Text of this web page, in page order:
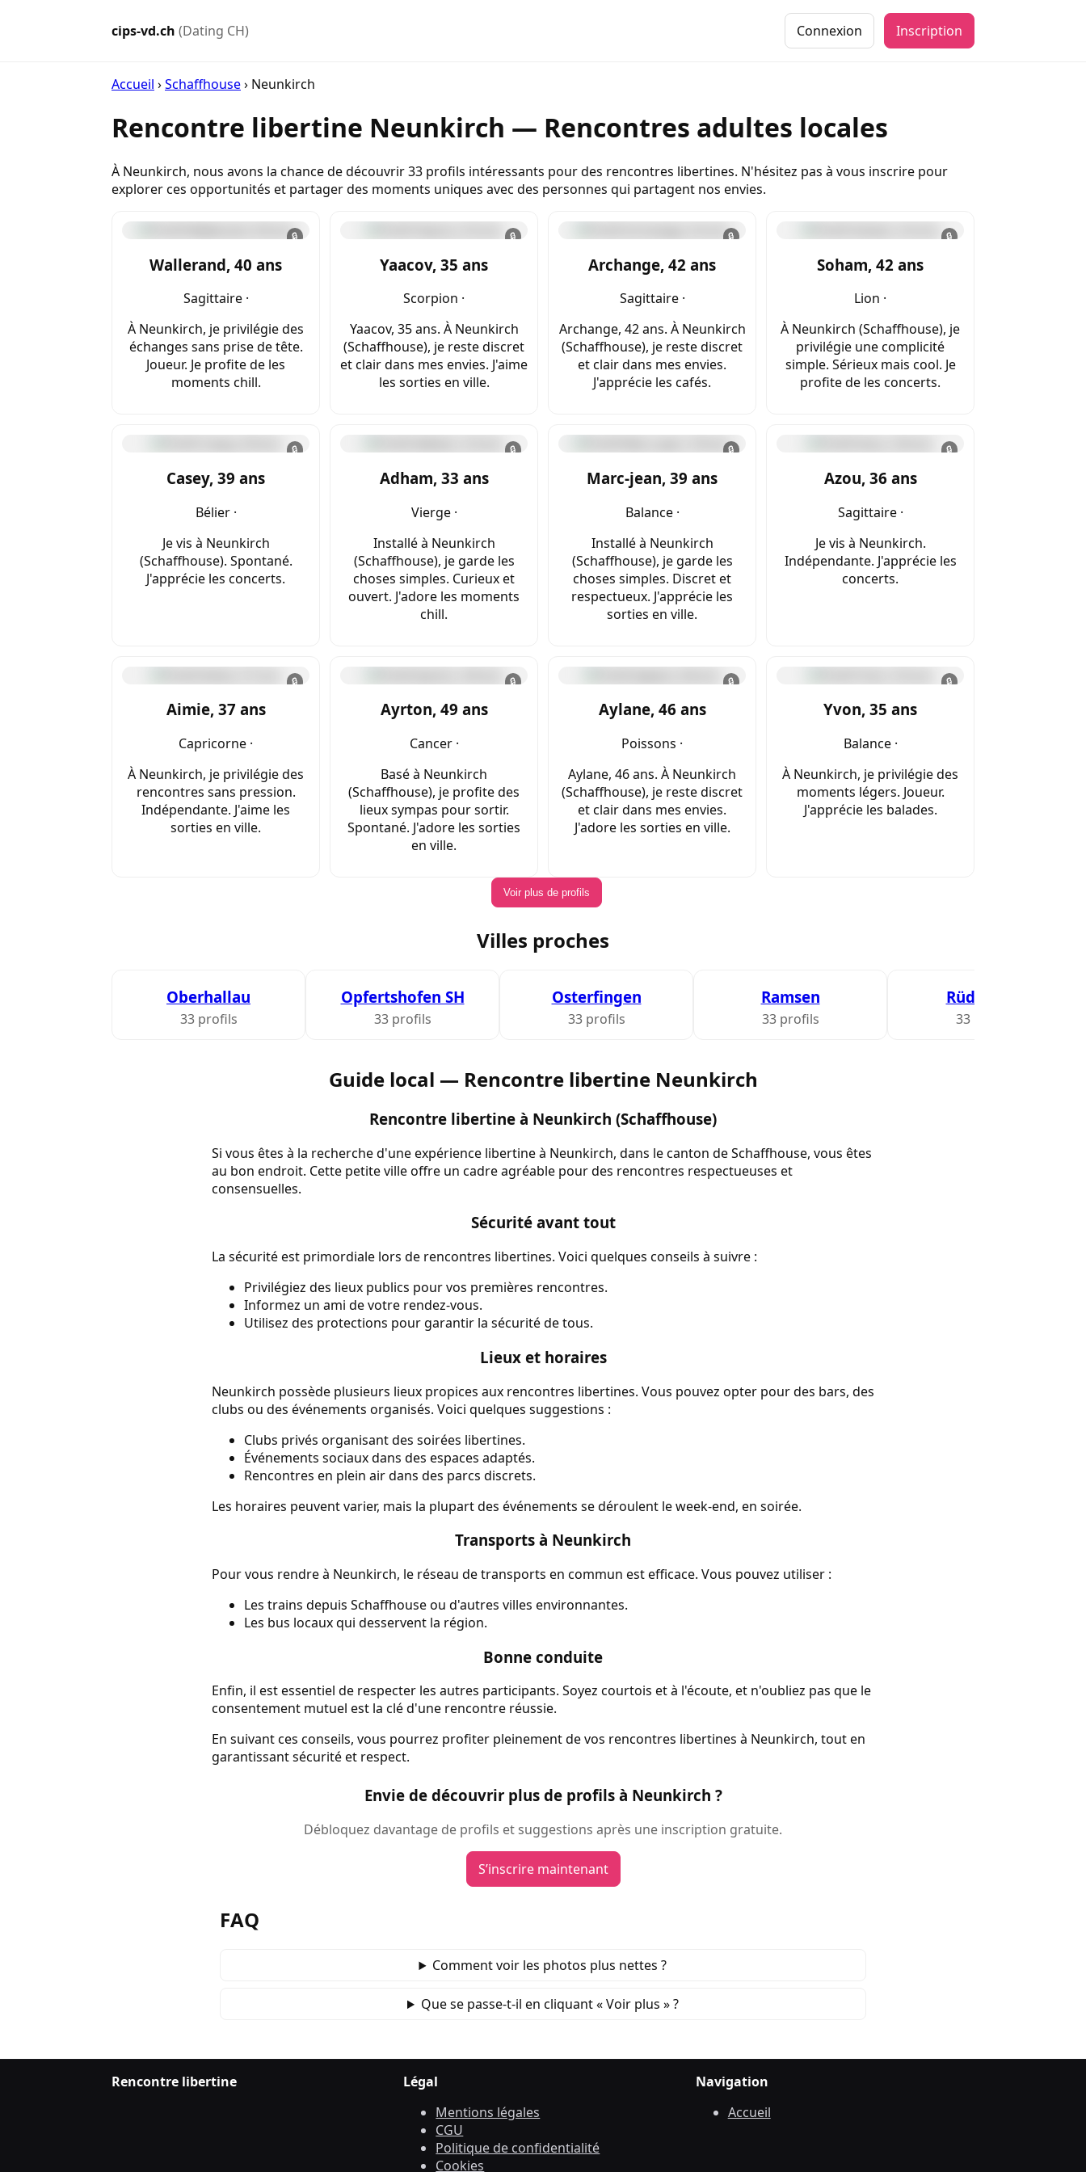
cips-vd.ch (Dating CH) Connexion Inscription
Accueil ›Schaffhouse› Neunkirch
Rencontre libertine Neunkirch — Rencontres adultes locales
À Neunkirch, nous avons la chance de découvrir 33 profils intéressants pour des rencontres libertines. N'hésitez pas à vous inscrire pour
explorer ces opportunités et partager des moments uniques avec des personnes qui partagent nos envies.
🔒
Wallerand, 40 ans
Sagittaire ·
À Neunkirch, je privilégie des
échanges sans prise de tête.
Joueur. Je profite de les
moments chill.
🔒
Yaacov, 35 ans
Scorpion ·
Yaacov, 35 ans. À Neunkirch
(Schaffhouse), je reste discret
et clair dans mes envies. J'aime
les sorties en ville.
🔒
Archange, 42 ans
Sagittaire ·
Archange, 42 ans. À Neunkirch
(Schaffhouse), je reste discret
et clair dans mes envies.
J'apprécie les cafés.
🔒
Soham, 42 ans
Lion ·
À Neunkirch (Schaffhouse), je
privilégie une complicité
simple. Sérieux mais cool. Je
profite de les concerts.
🔒
Casey, 39 ans
Bélier ·
Je vis à Neunkirch
(Schaffhouse). Spontané.
J'apprécie les concerts.
🔒
Adham, 33 ans
Vierge ·
Installé à Neunkirch
(Schaffhouse), je garde les
choses simples. Curieux et
ouvert. J'adore les moments
chill.
🔒
Marc-jean, 39 ans
Balance ·
Installé à Neunkirch
(Schaffhouse), je garde les
choses simples. Discret et
respectueux. J'apprécie les
sorties en ville.
🔒
Azou, 36 ans
Sagittaire ·
Je vis à Neunkirch.
Indépendante. J'apprécie les
concerts.
🔒
Aimie, 37 ans
Capricorne ·
À Neunkirch, je privilégie des
rencontres sans pression.
Indépendante. J'aime les
sorties en ville.
🔒
Ayrton, 49 ans
Cancer ·
Basé à Neunkirch
(Schaffhouse), je profite des
lieux sympas pour sortir.
Spontané. J'adore les sorties
en ville.
🔒
Aylane, 46 ans
Poissons ·
Aylane, 46 ans. À Neunkirch
(Schaffhouse), je reste discret
et clair dans mes envies.
J'adore les sorties en ville.
🔒
Yvon, 35 ans
Balance ·
À Neunkirch, je privilégie des
moments légers. Joueur.
J'apprécie les balades.
Voir plus de profils
Villes proches
Oberhallau
33 profils
Opfertshofen SH
33 profils
Osterfingen
33 profils
Ramsen
33 profils
Rüdlingen
33 profils
Guide local — Rencontre libertine Neunkirch
Rencontre libertine à Neunkirch (Schaffhouse)
Si vous êtes à la recherche d'une expérience libertine à Neunkirch, dans le canton de Schaffhouse, vous êtes
au bon endroit. Cette petite ville offre un cadre agréable pour des rencontres respectueuses et
consensuelles.
Sécurité avant tout
La sécurité est primordiale lors de rencontres libertines. Voici quelques conseils à suivre :
Privilégiez des lieux publics pour vos premières rencontres.
Informez un ami de votre rendez-vous.
Utilisez des protections pour garantir la sécurité de tous.
Lieux et horaires
Neunkirch possède plusieurs lieux propices aux rencontres libertines. Vous pouvez opter pour des bars, des
clubs ou des événements organisés. Voici quelques suggestions :
Clubs privés organisant des soirées libertines.
Événements sociaux dans des espaces adaptés.
Rencontres en plein air dans des parcs discrets.
Les horaires peuvent varier, mais la plupart des événements se déroulent le week-end, en soirée.
Transports à Neunkirch
Pour vous rendre à Neunkirch, le réseau de transports en commun est efficace. Vous pouvez utiliser :
Les trains depuis Schaffhouse ou d'autres villes environnantes.
Les bus locaux qui desservent la région.
Bonne conduite
Enfin, il est essentiel de respecter les autres participants. Soyez courtois et à l'écoute, et n'oubliez pas que le
consentement mutuel est la clé d'une rencontre réussie.
En suivant ces conseils, vous pourrez profiter pleinement de vos rencontres libertines à Neunkirch, tout en
garantissant sécurité et respect.
Envie de découvrir plus de profils à Neunkirch ?
Débloquez davantage de profils et suggestions après une inscription gratuite.
S’inscrire maintenant
FAQ
Comment voir les photos plus nettes ?
Que se passe‑t‑il en cliquant « Voir plus » ?
Rencontre libertine
Légal
Mentions légales
CGU
Politique de confidentialité
Cookies
Navigation
Accueil